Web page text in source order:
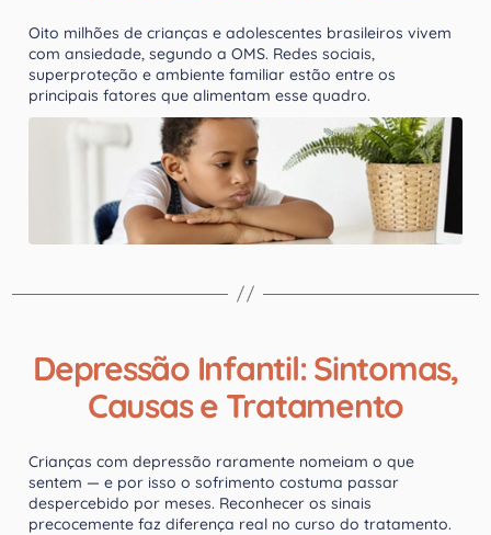
Oito milhões de crianças e adolescentes brasileiros vivem
com ansiedade, segundo a OMS. Redes sociais,
superproteção e ambiente familiar estão entre os
principais fatores que alimentam esse quadro.
Depressão Infantil: Sintomas,
Causas e Tratamento
Crianças com depressão raramente nomeiam o que
sentem — e por isso o sofrimento costuma passar
despercebido por meses. Reconhecer os sinais
precocemente faz diferença real no curso do tratamento.